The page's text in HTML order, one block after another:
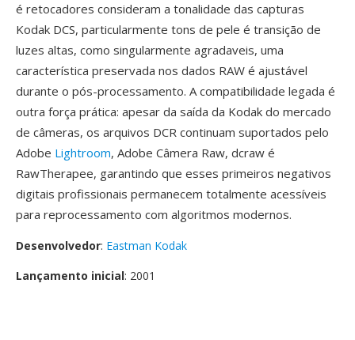
é retocadores consideram a tonalidade das capturas
Kodak DCS, particularmente tons de pele é transição de
luzes altas, como singularmente agradaveis, uma
característica preservada nos dados RAW é ajustável
durante o pós-processamento. A compatibilidade legada é
outra força prática: apesar da saída da Kodak do mercado
de câmeras, os arquivos DCR continuam suportados pelo
Adobe Lightroom, Adobe Câmera Raw, dcraw é
RawTherapee, garantindo que esses primeiros negativos
digitais profissionais permanecem totalmente acessíveis
para reprocessamento com algoritmos modernos.
Desenvolvedor: Eastman Kodak
Lançamento inicial: 2001